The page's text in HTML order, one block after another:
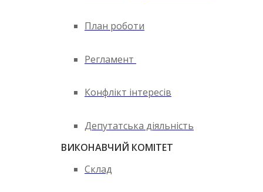
План роботи
Регламент
Конфлікт інтересів
Депутатська діяльність
ВИКОНАВЧИЙ КОМІТЕТ
Склад